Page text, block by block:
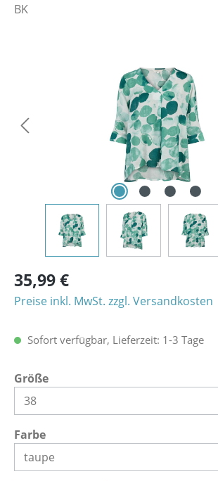
BK
35,99 €
Preise inkl. MwSt. zzgl. Versandkosten
Sofort verfügbar, Lieferzeit: 1-3 Tage
Größeauswählen
Farbeauswählen